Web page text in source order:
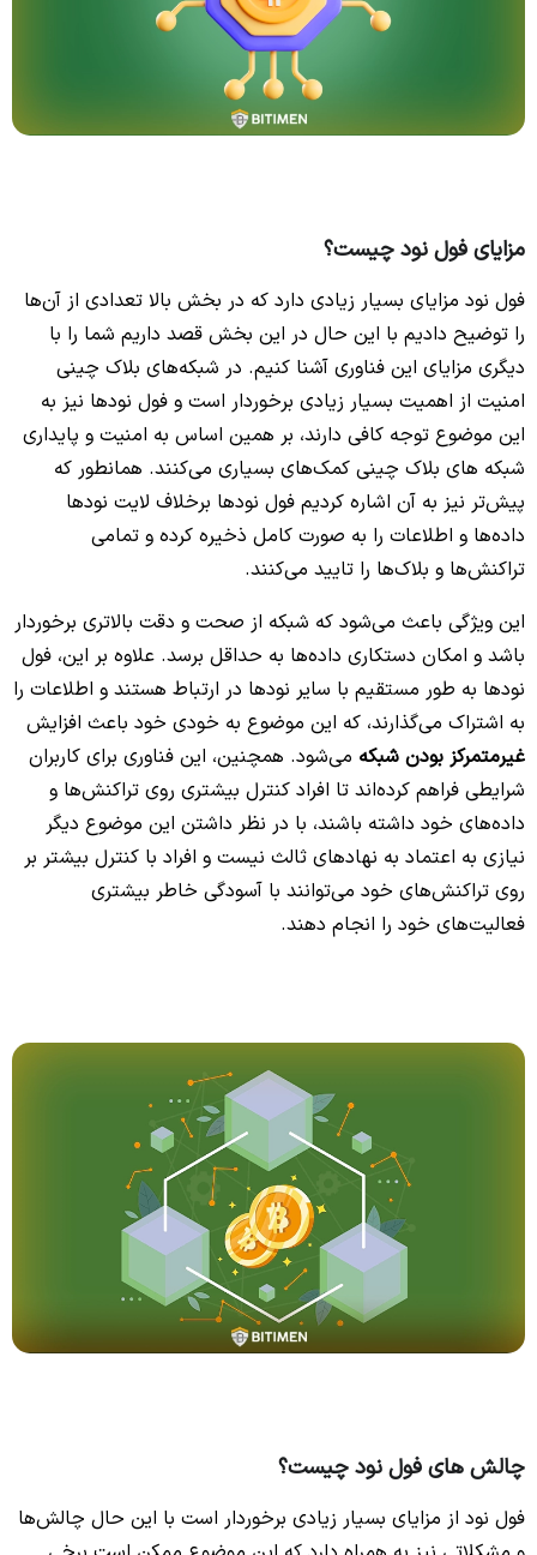
مزایای فول نود چیست؟
فول نود مزایای بسیار زیادی دارد که در بخش بالا تعدادی از آن‌ها
را توضیح دادیم با این حال در این بخش قصد داریم شما را با
دیگری مزایای این فناوری آشنا کنیم. در شبکه‌های بلاک چینی
امنیت از اهمیت بسیار زیادی برخوردار است و فول نودها نیز به
این موضوع توجه کافی دارند، بر همین اساس به امنیت و پایداری
شبکه های بلاک چینی کمک‌های بسیاری می‌کنند. همانطور که
پیش‌تر نیز به آن اشاره کردیم فول نودها برخلاف لایت نودها
داده‌ها و اطلاعات را به صورت کامل ذخیره کرده و تمامی
تراکنش‌ها و بلاک‌ها را تایید می‌کنند.
این ویژگی باعث می‌شود که شبکه از صحت و دقت بالاتری برخوردار
باشد و امکان دستکاری داده‌ها به حداقل برسد. علاوه بر این، فول
نودها به طور مستقیم با سایر نودها در ارتباط هستند و اطلاعات را
به اشتراک می‌گذارند، که این موضوع به خودی خود باعث افزایش
غیرمتمرکز بودن شبکه می‌شود. همچنین، این فناوری برای کاربران
شرایطی فراهم کرده‌اند تا افراد کنترل بیشتری روی تراکنش‌ها و
داده‌های خود داشته باشند، با در نظر داشتن این موضوع دیگر
نیازی به اعتماد به نهادهای ثالث نیست و افراد با کنترل بیشتر بر
روی تراکنش‌های خود می‌توانند با آسودگی خاطر بیشتری
فعالیت‌های خود را انجام دهند.
چالش های فول نود چیست؟
فول نود از مزایای بسیار زیادی برخوردار است با این حال چالش‌ها